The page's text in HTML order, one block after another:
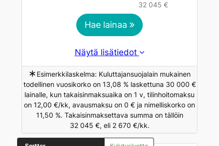
32 045 €
Hae lainaa
Näytä lisätiedot
∗ Esimerkkilaskelma: Kuluttajansuojalain mukainen
todellinen vuosikorko on 13,08 % laskettuna 30 000 €
lainalle, kun takaisinmaksuaika on 1 v, tilinhoitomaksu
on 12,00 €/kk, avausmaksu on 0 € ja nimelliskorko on
11,50 %. Takaisinmaksettava summa on tällöin
32 045 €, eli 2 670 €/kk.